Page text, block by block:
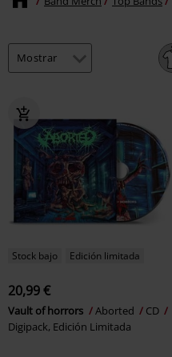
Stock bajo Edición limitada
20,99 €
Vault of horrors Aborted
CD
Digipack, Edición Limitada